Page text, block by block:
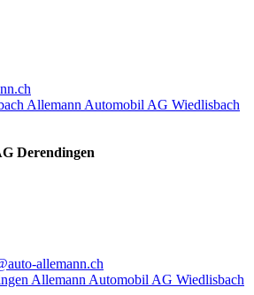
Allemann Automobil AG Wiedlisbach
Derendingen
allemann.ch
Allemann Automobil AG Wiedlisbach